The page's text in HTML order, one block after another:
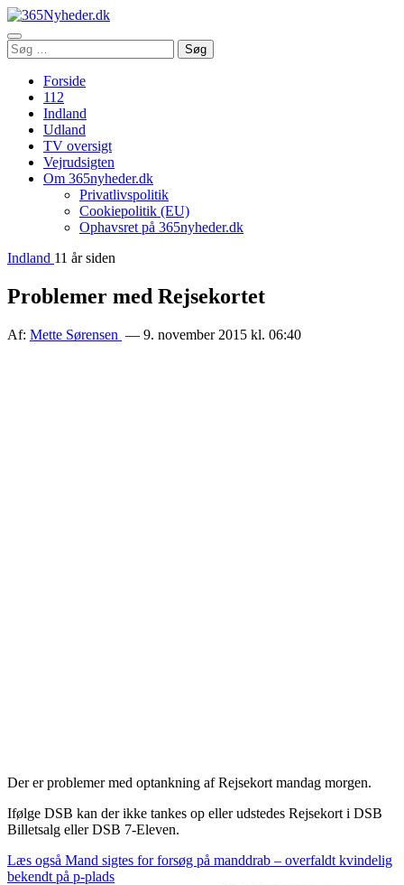
Åbn
menu
Søg
efter:
Søg
Forside
112
Indland
Udland
TV oversigt
Vejrudsigten
Om 365nyheder.dk
Privatlivspolitik
Cookiepolitik (EU)
Ophavsret på 365nyheder.dk
Indland 11 år siden
Problemer med Rejsekortet
Af: Mette Sørensen — 9. november 2015 kl. 06:40
Der er problemer med optankning af Rejsekort mandag morgen.
Ifølge DSB kan der ikke tankes op eller udstedes Rejsekort i DSB
Billetsalg eller DSB 7-Eleven.
Læs også Mand sigtes for forsøg på manddrab – overfaldt kvindelig
bekendt på p-plads